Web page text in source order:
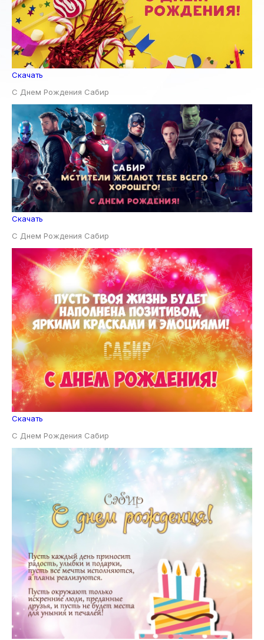
Скачать
С Днем Рождения Сабир
Скачать
С Днем Рождения Сабир
Скачать
С Днем Рождения Сабир